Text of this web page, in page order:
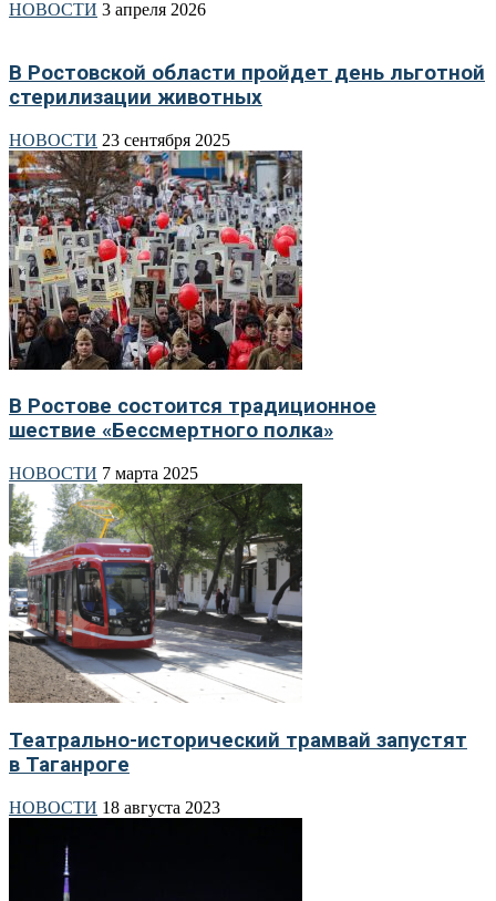
НОВОСТИ 3 апреля 2026
В Ростовской области пройдет день льготной
стерилизации животных
НОВОСТИ 23 сентября 2025
В Ростове состоится традиционное
шествие «Бессмертного полка»
НОВОСТИ 7 марта 2025
Театрально-исторический трамвай запустят
в Таганроге
НОВОСТИ 18 августа 2023